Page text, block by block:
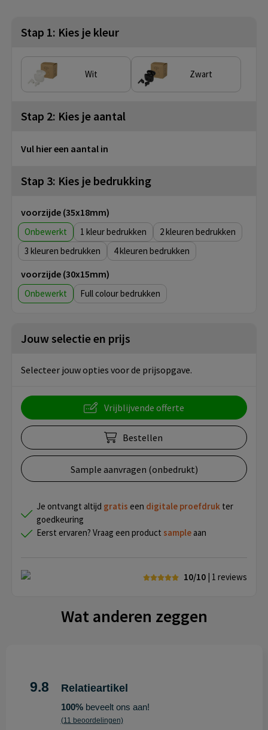
Stap 1: Kies je kleur
Wit Zwart
Stap 2: Kies je aantal
Vul hier een aantal in
Stap 3: Kies je bedrukking
voorzijde (35x18mm)
Onbewerkt 1
2
3
4
voorzijde (30x15mm)
Onbewerkt Full colour
Jouw selectie en prijs
Selecteer jouw opties voor de prijsopgave.
Vrijblijvende offerte
Bestellen
Sample aanvragen (onbedrukt)
Je ontvangt altijd gratis een digitale proefdruk ter
goedkeuring
Eerst ervaren? Vraag een product sample aan
10/10 | 1 reviews
Wat anderen zeggen
9.8 Relatieartikel
100%beveelt ons aan!
(11 beoordelingen)